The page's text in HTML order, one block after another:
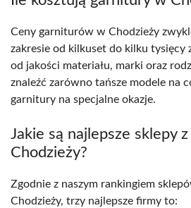
Ceny garniturów w Chodzieży
zakresie od kilkuset do kilku tysięcy
od jakości materiału, marki oraz
znaleźć zarówno tańsze modele na
garnitury na specjalne okazje.
Jakie są najlepsze sklepy
Chodzieży?
Zgodnie z naszym rankingiem
Chodzieży, trzy najlepsze firmy to: